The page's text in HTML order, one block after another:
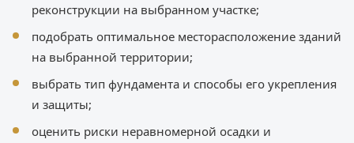
реконструкции на выбранном участке;
подобрать оптимальное месторасположение зданий
на выбранной территории;
выбрать тип фундамента и способы его укрепления
и защиты;
оценить риски неравномерной осадки и